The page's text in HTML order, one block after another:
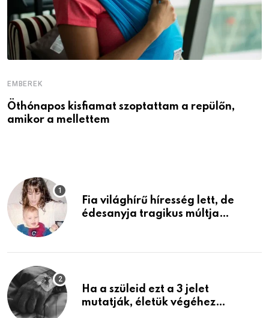
EMBEREK
Öthónapos kisfiamat szoptattam a repülőn,
amikor a mellettem
Fia világhírű híresség lett, de
édesanyja tragikus múltja
Ha a szüleid ezt a 3 jelet
mutatják, életük végéhez